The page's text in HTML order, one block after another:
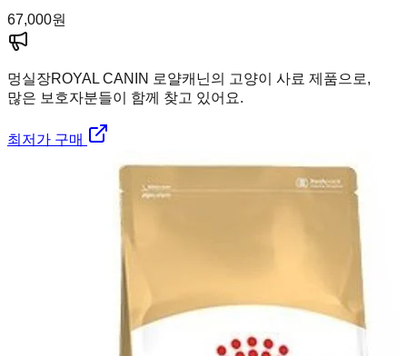
67,000원
멍실장ROYAL CANIN 로얄캐닌의 고양이 사료 제품으로,
많은 보호자분들이 함께 찾고 있어요.
최저가 구매